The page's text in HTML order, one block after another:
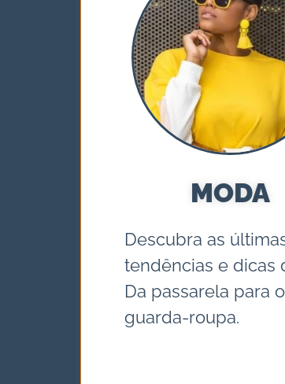
MODA
Descubra as
tendências e dicas
Da passarela para
guarda-roupa.